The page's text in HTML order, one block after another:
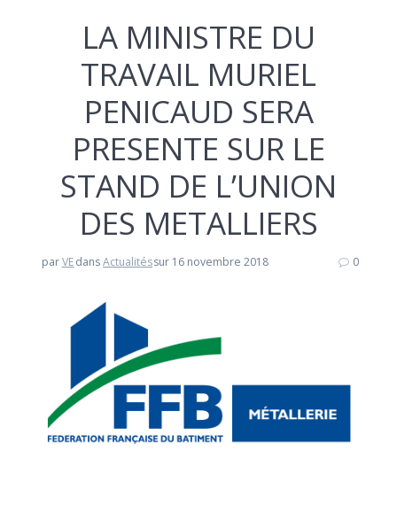
LA MINISTRE DU
TRAVAIL MURIEL
PENICAUD SERA
PRESENTE SUR LE
STAND DE L’UNION
DES METALLIERS
parVEdansActualitéssur 16 novembre 2018 0